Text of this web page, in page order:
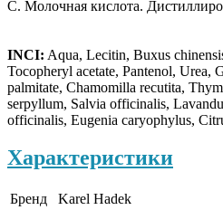
C. Молочная кислота.
INCI: Aqua, Lecitin, Buxus
Tocopheryl acetate, Pantenol, Urea,
palmitate, Chamomilla recutita,
serpyllum, Salvia officinalis,
officinalis, Eugenia caryophylus,
Характеристики
Бренд
Karel Hadek